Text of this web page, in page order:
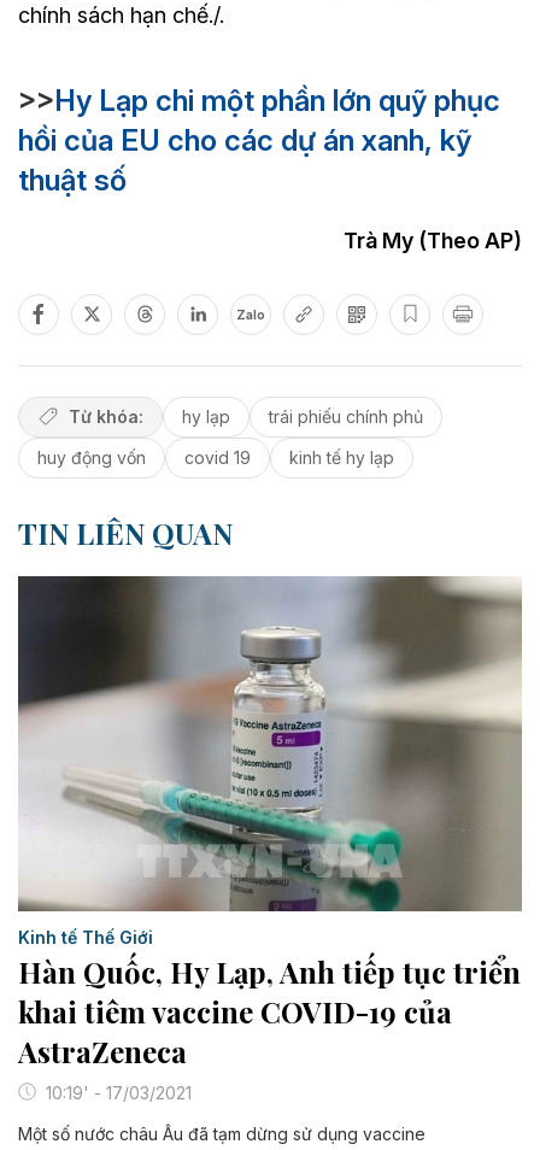
chính sách hạn chế./.
>>Hy Lạp chi một phần lớn quỹ phục
hồi của EU cho các dự án xanh, kỹ
thuật số
Trà My (Theo AP)
Zalo
Từ khóa: hy lạp
trái phiếu chính phủ
huy động vốn
covid 19 kinh tế hy lạp
TIN LIÊN QUAN
Kinh tế Thế Giới
Hàn Quốc, Hy Lạp, Anh tiếp tục triển
khai tiêm vaccine COVID-19 của
AstraZeneca​
10:19' - 17/03/2021
Một số nước châu Âu đã tạm dừng sử dụng vaccine